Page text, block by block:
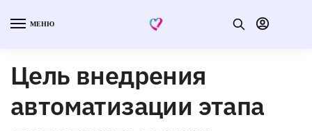
МЕНЮ
Цель внедрения
автоматизации этапа